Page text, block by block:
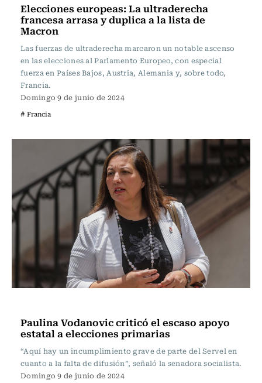
Elecciones europeas: La ultraderecha
francesa arrasa y duplica a la lista de
Macron
Las fuerzas de ultraderecha marcaron un notable ascenso
en las elecciones al Parlamento Europeo, con especial
fuerza en Países Bajos, Austria, Alemania y, sobre todo,
Francia.
Domingo 9 de junio de 2024
# Francia
Paulina Vodanovic criticó el escaso apoyo
estatal a elecciones primarias
“Aquí hay un incumplimiento grave de parte del Servel en
cuanto a la falta de difusión”, señaló la senadora socialista.
Domingo 9 de junio de 2024